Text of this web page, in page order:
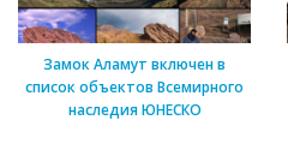
Замок Аламут включен в
список объектов Всемирного
наследия ЮНЕСКО